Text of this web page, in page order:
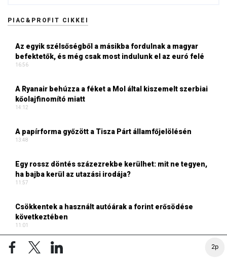
2p
PIAC&PROFIT CIKKEI
Az egyik szélsőségből a másikba fordulnak a magyar
befektetők, és még csak most indulunk el az euró felé
16:56
A Ryanair behúzza a féket a Mol által kiszemelt szerbiai
kőolajfinomító miatt
14:12
A papírforma győzött a Tisza Párt államfőjelölésén
13:48
Egy rossz döntés százezrekbe kerülhet: mit ne tegyen,
ha bajba kerül az utazási irodája?
11:57
Csökkentek a használt autóárak a forint erősödése
következtében
11:01
TURIZMUS ONLINE CIKKEI